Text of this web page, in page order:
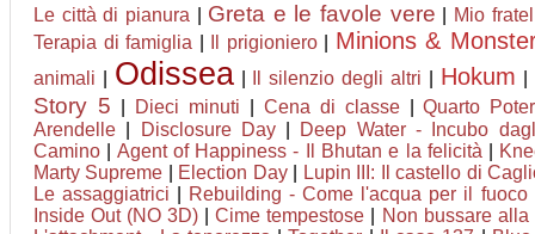
Le città di pianura Greta e le favole vere
Mio
Terapia di famiglia
Il prigioniero| Minions &
animali Odissea| Il silenzio degli altri Hokum
Story 5 Dieci minuti Cena di classe|Quarto
Arendelle
Disclosure Day| Deep Water - Incubo
Camino
Agent of Happiness - Il Bhutan e la felicità
Marty Supreme
Election Day|
Lupin III: Il castello di
Le assaggiatrici
Rebuilding - Come l'acqua per il fuoco
Inside Out (NO 3D) |Cime tempestose
Non bussare alla